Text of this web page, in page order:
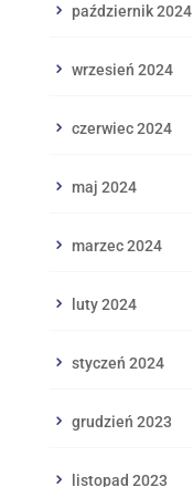
październik 2024
wrzesień 2024
czerwiec 2024
maj 2024
marzec 2024
luty 2024
styczeń 2024
grudzień 2023
listopad 2023